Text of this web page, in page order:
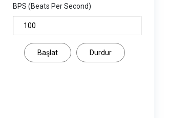
BPS (Beats Per Second)
Başlat Durdur